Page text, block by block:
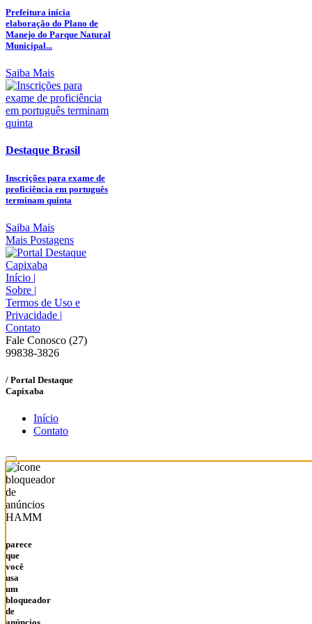
Prefeitura inicia
elaboração do Plano de
Manejo do Parque Natural
Municipal...
Saiba Mais
Destaque Brasil
Inscrições para exame de
proficiência em português
terminam quinta
Saiba Mais
Mais Postagens
Início |
Sobre |
Termos de Uso e
Privacidade |
Contato
Fale Conosco (27)
99838-3826
/ Portal Destaque
Capixaba
Início
Contato
HAMM
parece
que
você
usa
um
bloqueador
de